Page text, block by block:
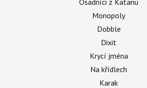
Monopoly
Dobble
Dixit
Krycí jména
Na křídlech
Karak